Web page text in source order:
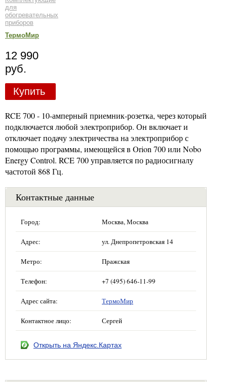
для
обогревательных
приборов
ТермоМир
12 990
руб.
Купить
RCE 700 - 10-амперный приемник-розетка, через который
подключается любой электроприбор. Он включает и
отключает подачу электричества на электроприбор с
помощью программы, имеющейся в Orion 700 или Nobo
Energy Control. RCE 700 управляется по радиосигналу
частотой 868 Гц.
Контактные данные
Город: Москва, Москва
Адрес: ул. Днепропетровская 14
Метро: Пражская
Телефон: +7 (495) 646-11-99
Адрес сайта: ТермоМир
Контактное лицо: Сергей
Открыть на Яндекс.Картах